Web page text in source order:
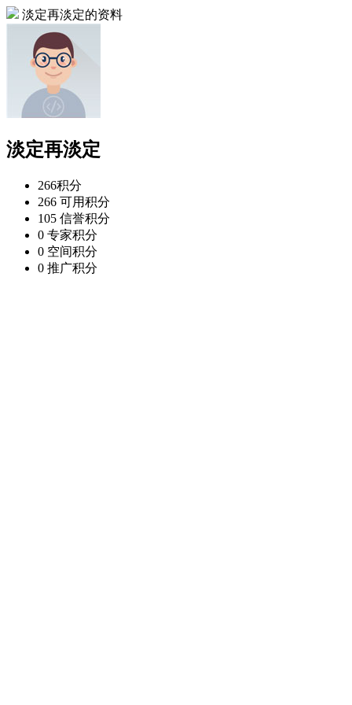
淡定再淡定的资料
淡定再淡定
266积分
266 可用积分
105 信誉积分
0 专家积分
0 空间积分
0 推广积分